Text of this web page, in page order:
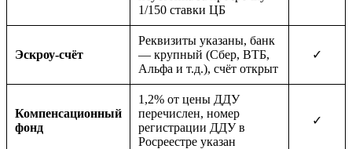
1/150 ставки ЦБ
Эскроу-счёт
Реквизиты указаны, банк
— крупный (Сбер, ВТБ,
Альфа и т.д.), счёт открыт
✓
Компенсационный
фонд
1,2% от цены ДДУ
перечислен, номер
регистрации ДДУ в
Росреестре указан
✓